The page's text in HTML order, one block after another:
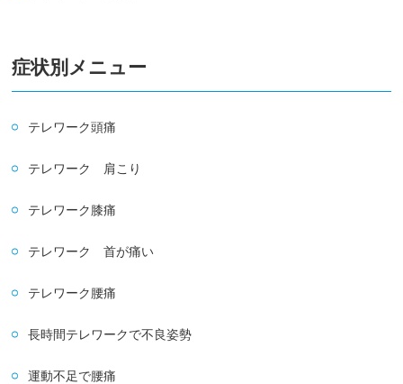
症状別メニュー
テレワーク頭痛
テレワーク 肩こり
テレワーク膝痛
テレワーク 首が痛い
テレワーク腰痛
長時間テレワークで不良姿勢
運動不足で腰痛